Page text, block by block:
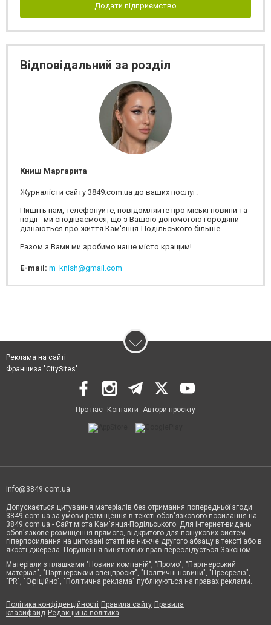
Додати підприємство
Відповідальний за розділ
Книш Маргарита
Журналісти сайту 3849.com.ua до ваших послуг.
Пишіть нам, телефонуйте, повідомляйте про міські новини та
події - ми сподіваємося, що з Вашою допомогою городяни
дізнаються про життя Кам'янця-Подільського більше.
Разом з Вами ми зробимо наше місто кращим!
E-mail: m_knish@gmail.com
Реклама на сайті
Франшиза "CitySites"
Про нас Контакти Автори проєкту
info@3849.com.ua
Допускається цитування матеріалів без отримання попередньої згоди
3849.com.ua за умови розміщення в тексті обов'язкового посилання на
3849.com.ua - Сайт міста Кам'янця-Подільського. Для інтернет-видань
обов'язкове розміщення прямого, відкритого для пошукових систем
гіперпосилання на цитовані статті не нижче другого абзацу в тексті або в
якості джерела. Порушення виняткових прав переслідується Законом.
Матеріали з плашками "Новини компаній", "Промо", "Партнерський
матеріал", "Партнерський спецпроєкт", "Політичні новини", "Пресреліз",
"PR", "Офіційно", "Політична реклама" публікуються на правах реклами.
Політика конфіденційності Правила сайту Правила
класифайд Редакційна політика